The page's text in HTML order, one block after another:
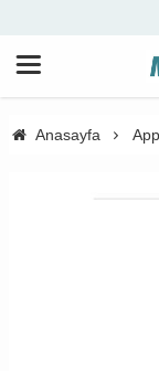
Anasayfa